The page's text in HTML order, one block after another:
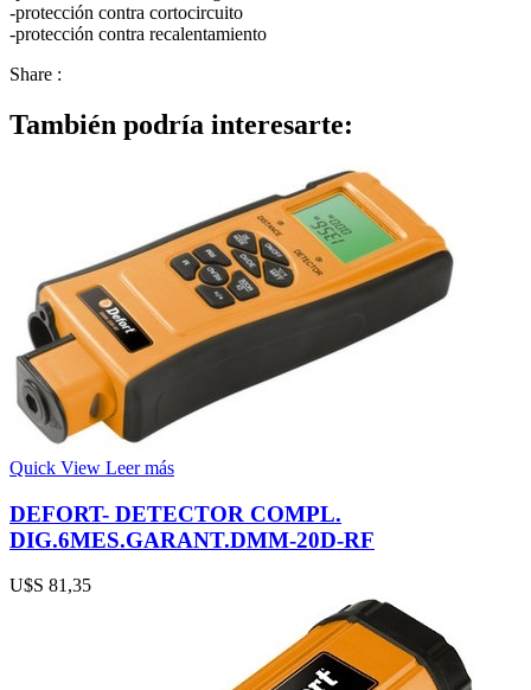
-protección contra cortocircuito
-protección contra recalentamiento
Share :
También podría interesarte:
Quick View Leer más
DEFORT- DETECTOR COMPL.
DIG.6MES.GARANT.DMM-20D-RF
U$S 81,35